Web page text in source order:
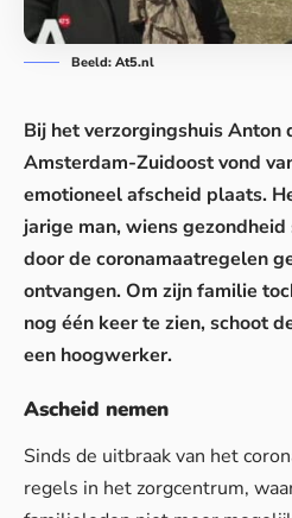
Beeld: At5.nl
Bij het verzorgingshuis Anton
Amsterdam-Zuidoost vond
emotioneel afscheid plaats.
jarige man, wiens
door de coronamaatregelen
ontvangen. Om zijn familie
nog één keer te zien, schoot
een hoogwerker.
Ascheid nemen
Sinds de uitbraak van het
regels in het zorgcentrum,